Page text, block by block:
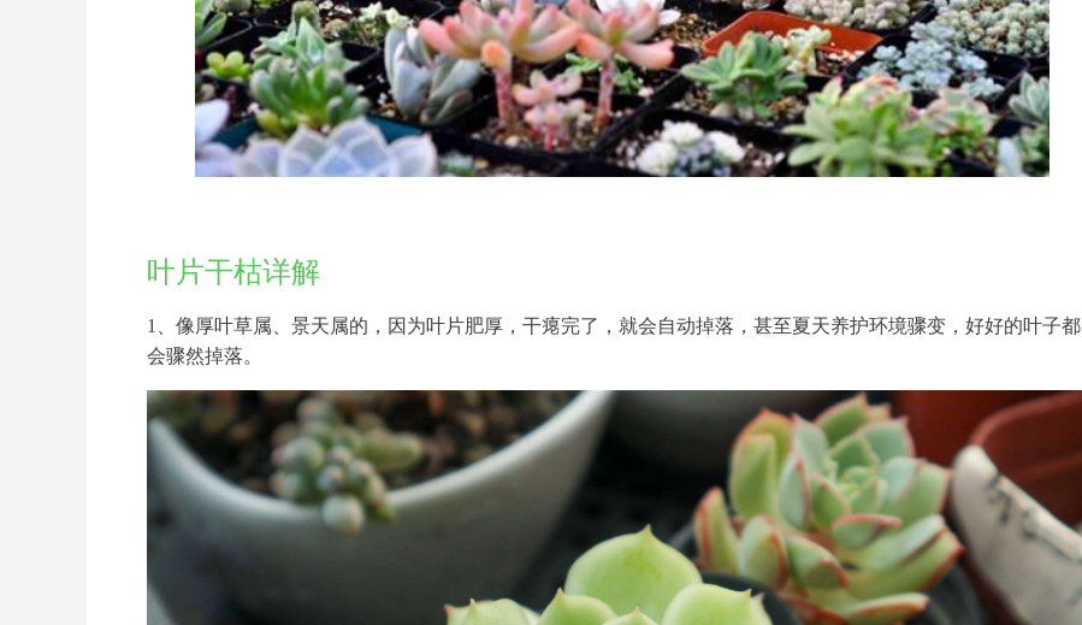
叶片干枯详解
1、像厚叶草属、景天属的，因为叶片肥厚，干瘪完了，就会自动掉落，甚至夏天养护环境骤变，好好的叶子都
会骤然掉落。